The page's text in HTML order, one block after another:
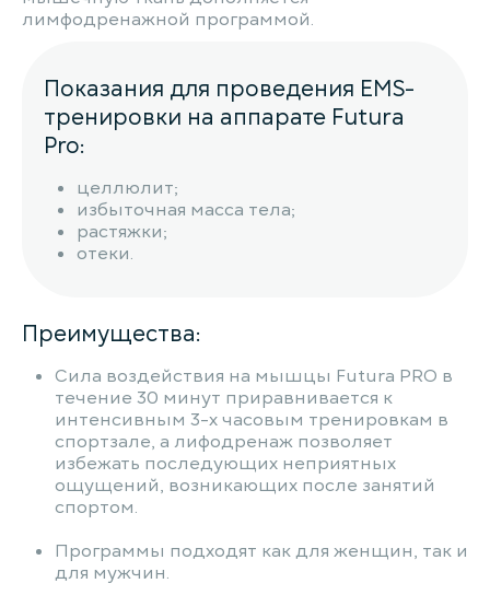
лимфодренажной программой.
Показания для проведения EMS-
тренировки на аппарате Futura
Pro:
целлюлит;
избыточная масса тела;
растяжки;
отеки.
Преимущества:
Сила воздействия на мышцы Futura PRO в
течение 30 минут приравнивается к
интенсивным 3-х часовым тренировкам в
спортзале, а лифодренаж позволяет
избежать последующих неприятных
ощущений, возникающих после занятий
спортом.
Программы подходят как для женщин, так и
для мужчин.